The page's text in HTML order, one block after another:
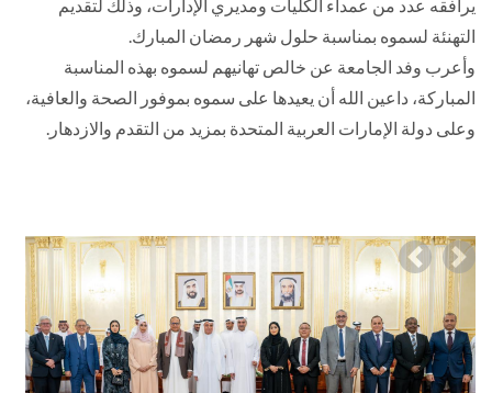
يرافقه عدد من عمداء الكليات ومديري الإدارات، وذلك لتقديم
التهنئة لسموه بمناسبة حلول شهر رمضان المبارك.
وأعرب وفد الجامعة عن خالص تهانيهم لسموه بهذه المناسبة
المباركة، داعين الله أن يعيدها على سموه بموفور الصحة والعافية،
وعلى دولة الإمارات العربية المتحدة بمزيد من التقدم والازدهار.
Previous